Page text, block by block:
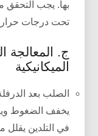
بها. يجب
تحت درجات
ج. المعالجة
الميكانيكية
الصلب بعد
يخفف الضغوط
في التلدين يقلل